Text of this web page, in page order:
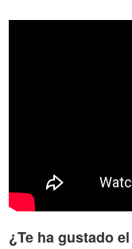
¿Te ha gustado